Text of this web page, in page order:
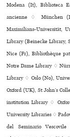
Modena (It), Biblioteca
ancienne ♢ München
Maximilians-Universität,
Library (Beinecke Library,
Nice (Fr), Bibliothèque
Notre Dame Library ♢
Library ♢ Oslo (No),
Oxford (UK), St John’s
institution Library ♢
University Libraries ♢
del Seminario Vescovile